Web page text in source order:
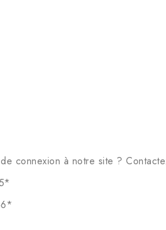
connexion à notre site ?